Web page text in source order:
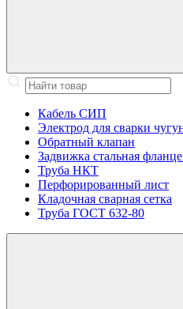
Кабель СИП
Электрод для сварки
Обратный клапан
Задвижка стальная
Труба НКТ
Перфорированный лист
Кладочная сварная сетка
Труба ГОСТ 632-80